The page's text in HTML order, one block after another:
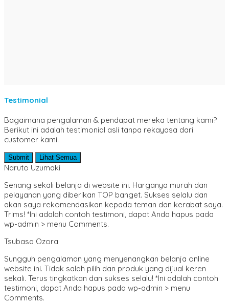
Puisi
Sains & Teknologi
SD/ MI
Sejarah & Biografi
Seni & Bahasa Sastra
SMA/ MA
SMP/ MTS
Sosial dan Budaya
Teknik Sipil
Umum & Populer
Testimonial
Bagaimana pengalaman & pendapat mereka tentang kami?
Berikut ini adalah testimonial asli tanpa rekayasa dari
customer kami.
Submit Lihat Semua
Naruto Uzumaki
Senang sekali belanja di website ini. Harganya murah dan
pelayanan yang diberikan TOP banget. Sukses selalu dan
akan saya rekomendasikan kepada teman dan kerabat saya.
Trims! *Ini adalah contoh testimoni, dapat Anda hapus pada
wp-admin > menu Comments.
Tsubasa Ozora
Sungguh pengalaman yang menyenangkan belanja online
website ini. Tidak salah pilih dan produk yang dijual keren
sekali. Terus tingkatkan dan sukses selalu! *Ini adalah contoh
testimoni, dapat Anda hapus pada wp-admin > menu
Comments.